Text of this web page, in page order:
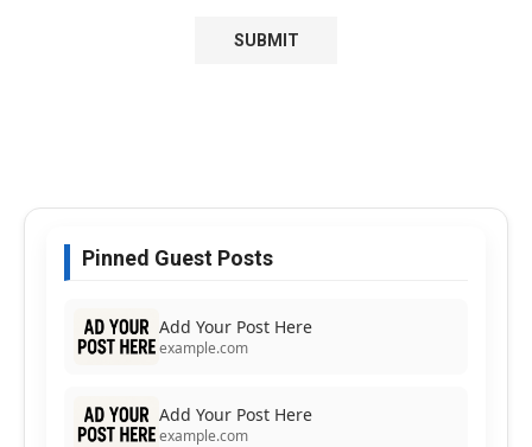
Pinned Guest Posts
Add Your Post Here
example.com
Add Your Post Here
example.com